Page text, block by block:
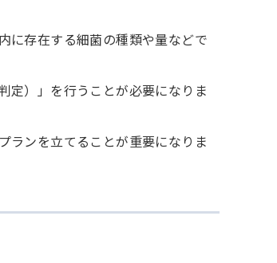
に存在する細菌の種類や量などで
定）」を行うことが必要になりま
ランを立てることが重要になりま